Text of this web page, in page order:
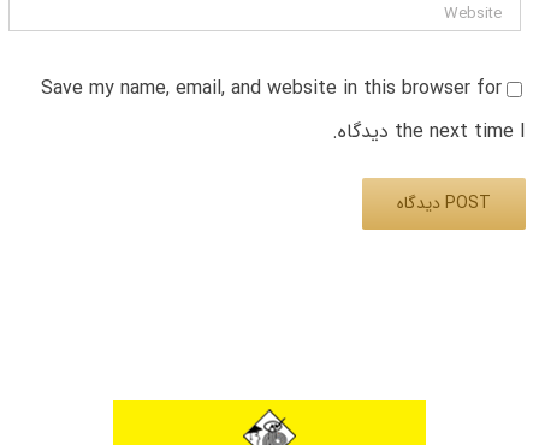
Save my name, email, and website in this browser for
the next time I دیدگاه.